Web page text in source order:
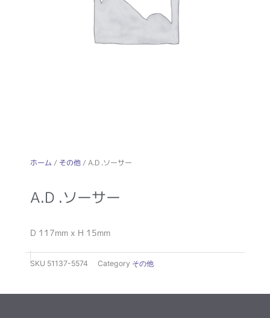
ホーム / その他/ A.D .ソーサー
A.D .ソーサー
D 117mm x H 15mm
SKU 51137-5574 Category その他